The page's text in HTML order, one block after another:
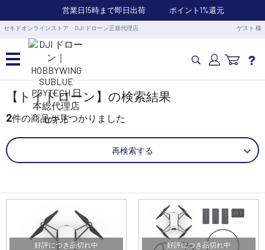
営業日15時まで即日出荷 ポイント1%還元
セキドオンラインストア DJI ドローン正規代理店 ゲスト 様
カメラドローン・生活家電
業務用ドローン・業務関連製品
水中ドローン(ROV)・水中スクーター
RC・ロボット部品
【トイドローン】の検索結果
2件の商品が見つかりました
再検索する
好評につき品切れ中 好評につき品切れ中